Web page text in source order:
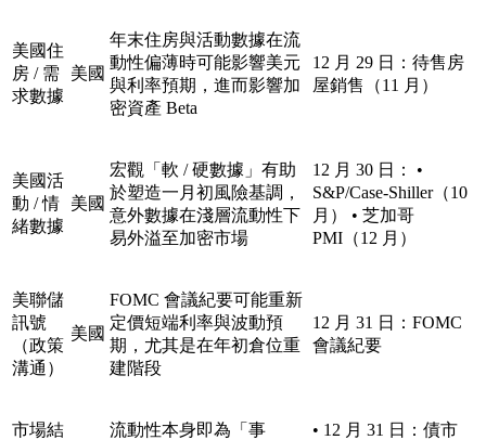
美國住
房 / 需
求數據
美國
年末住房與活動數據在流
動性偏薄時可能影響美元
與利率預期，進而影響加
密資產 Beta
12 月 29 日：待售房
屋銷售（11 月）
美國活
動 / 情
緒數據
美國
宏觀「軟 / 硬數據」有助
於塑造一月初風險基調，
意外數據在淺層流動性下
易外溢至加密市場
12 月 30 日： •
S&P/Case-Shiller（10
月） • 芝加哥
PMI（12 月）
美聯儲
訊號
（政策
溝通）
美國
FOMC 會議紀要可能重新
定價短端利率與波動預
期，尤其是在年初倉位重
建階段
12 月 31 日：FOMC
會議紀要
市場結
流動性本身即為「事
• 12 月 31 日：債市